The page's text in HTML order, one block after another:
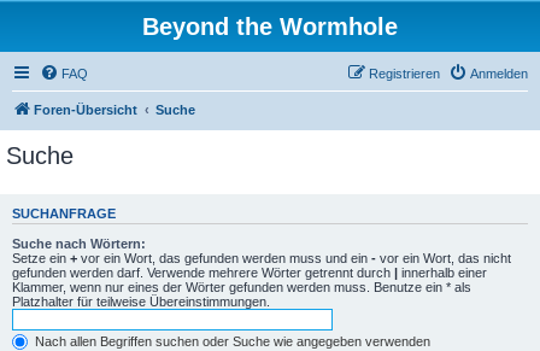
Beyond the Wormhole
FAQ Anmelden
Registrieren
Foren-Übersicht Suche
Suche
SUCHANFRAGE
Suche nach Wörtern:
Setze ein + vor ein Wort, das gefunden werden muss und ein - vor ein Wort, das nicht
gefunden werden darf. Verwende mehrere Wörter getrennt durch | innerhalb einer
Klammer, wenn nur eines der Wörter gefunden werden muss. Benutze ein * als
Platzhalter für teilweise Übereinstimmungen.
Nach allen Begriffen suchen oder Suche wie angegeben verwenden